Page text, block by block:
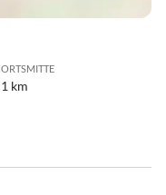
ORTSMITTE
1 km